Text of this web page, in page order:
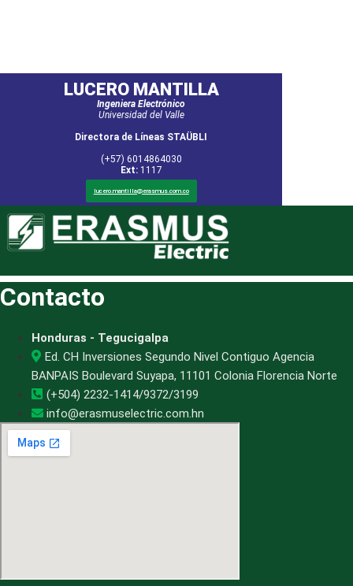
LUCERO MANTILLA
Ingeniera Electrónico
Universidad del Valle
Directora de Líneas STAÜBLI
(+57) 6014864030
Ext:1117
lucero.mantilla@erasmus.com.co
Contacto
Honduras - Tegucigalpa
Ed. CH Inversiones Segundo Nivel Contiguo Agencia
BANPAIS Boulevard Suyapa, 11101 Colonia Florencia Norte
(+504) 2232-1414/9372/3199
info@erasmuselectric.com.hn